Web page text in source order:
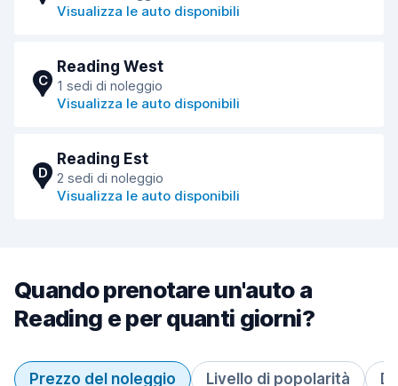
Visualizza le auto disponibili
C
Reading West
1 sedi di noleggio
Visualizza le auto disponibili
D
Reading Est
2 sedi di noleggio
Visualizza le auto disponibili
Quando prenotare un'auto a
Reading e per quanti giorni?
Prezzo del noleggio Livello di popolarità